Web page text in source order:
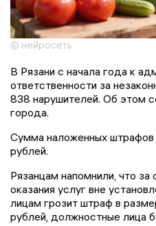
© нейросеть
В Рязани с начала года к
ответственности за
838 нарушителей. Об этом
города.
Сумма наложенных
рублей.
Рязанцам напомнили, что за
оказания услуг вне
лицам грозит штраф в
рублей, должностные лица